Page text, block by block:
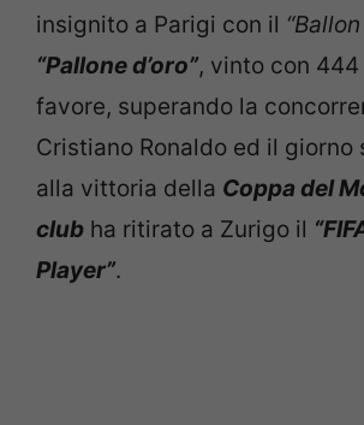
insignito a Parigi con il “Ballon
“Pallone d’oro”, vinto con
favore, superando la
Cristiano Ronaldo ed il giorno
alla vittoria della Coppa del
club ha ritirato a Zurigo il
Player”.